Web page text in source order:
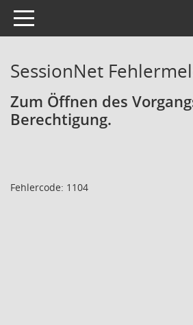
Toggle navigation
SessionNet
Zum Öffnen des
Berechtigung.
Fehlercode: 1104